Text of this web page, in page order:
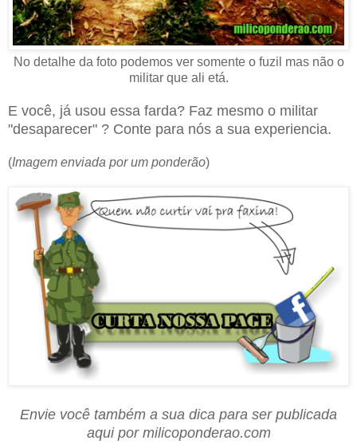
No detalhe da foto podemos ver somente o fuzil mas não o
militar que ali etá.
E você, já usou essa farda? Faz mesmo o militar
"desaparecer" ? Conte para nós a sua experiencia.
(Imagem enviada por um ponderão)
Envie você também a sua dica para ser publicada
aqui por milicoponderao.com